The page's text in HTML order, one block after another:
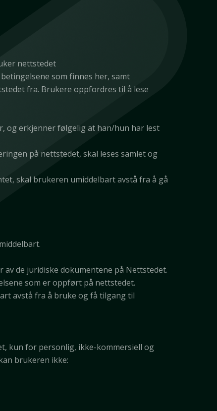
nettstedet
som finnes her, samt
fra. Brukere oppfordres til å lese
og erkjenner følgelig at han/hun har lest
på nettstedet, skal leses samlet og
skal brukeren umiddelbart avstå fra å gå
de juridiske dokumentene på Nettstedet.
som er oppført på nettstedet.
avstå fra å bruke og få tilgang til
kun for personlig, ikke-kommersiell og
brukeren ikke: